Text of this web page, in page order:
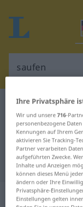
Deutsch-
Deutsch-
"saufen"
"saufen"
„saufen“
Ihre Privatsphäre
Wir und unsere716-
personenbezogene
Kennungen auf Ihrem
aktivieren Sie Tracking-
Partner verarbeiten
aufgeführten Zwecke.
Inhalte und Anzeigen
können dieses Menü
ändern oder Ihre
Privatsphäre-
Einstellungen gelten